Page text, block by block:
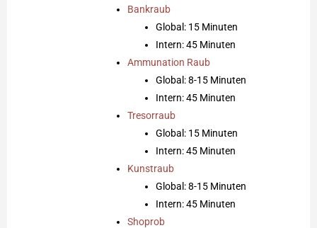
Bankraub
Global: 15 Minuten
Intern: 45 Minuten
Ammunation Raub
Global: 8-15 Minuten
Intern: 45 Minuten
Tresorraub
Global: 15 Minuten
Intern: 45 Minuten
Kunstraub
Global: 8-15 Minuten
Intern: 45 Minuten
Shoprob